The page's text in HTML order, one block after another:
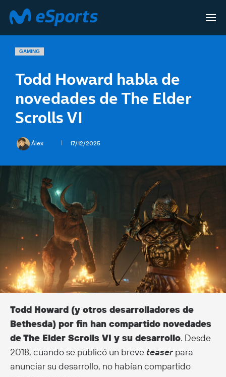
GAMING
Todd Howard habla de
novedades de The Elder
Scrolls VI
Álex 17/12/2025
Todd Howard (y otros desarrolladores de
Bethesda) por fin han compartido novedades
de The Elder Scrolls VI y su desarrollo. Desde
2018, cuando se publicó un breve teaser para
anunciar su desarrollo, no habían compartido